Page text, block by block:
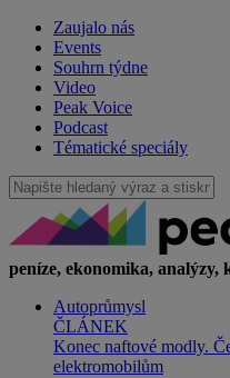
Zaujalo nás
Events
Souhrn týdne
Video
Peak Voice
Podcast
Tématické speciály
peníze, ekonomika, analýzy,
Autoprůmysl
ČLÁNEK
Konec naftové modly.
elektromobilům